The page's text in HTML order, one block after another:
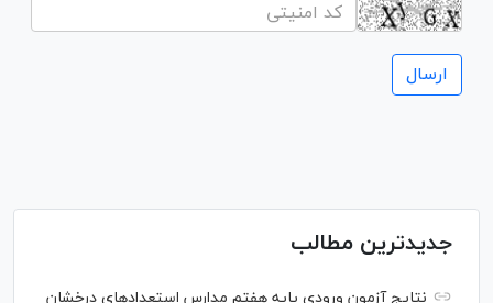
جدیدترین مطالب
نتایج آزمون ورودی پایه هفتم مدارس استعدادهای درخشان